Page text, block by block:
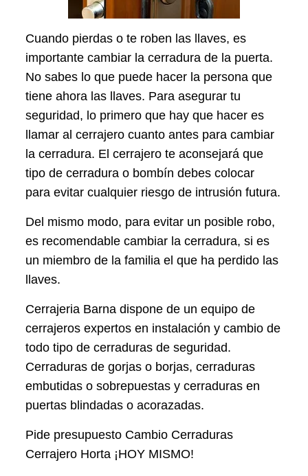
Cuando pierdas o te roben las llaves, es
importante cambiar la cerradura de la puerta.
No sabes lo que puede hacer la persona que
tiene ahora las llaves. Para asegurar tu
seguridad, lo primero que hay que hacer es
llamar al cerrajero cuanto antes para cambiar
la cerradura. El cerrajero te aconsejará que
tipo de cerradura o bombín debes colocar
para evitar cualquier riesgo de intrusión futura.
Del mismo modo, para evitar un posible robo,
es recomendable cambiar la cerradura, si es
un miembro de la familia el que ha perdido las
llaves.
Cerrajeria Barna dispone de un equipo de
cerrajeros expertos en instalación y cambio de
todo tipo de cerraduras de seguridad.
Cerraduras de gorjas o borjas, cerraduras
embutidas o sobrepuestas y cerraduras en
puertas blindadas o acorazadas.
Pide presupuesto Cambio Cerraduras
Cerrajero Horta ¡HOY MISMO!